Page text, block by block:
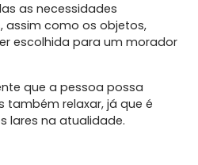
as necessidades
assim como os objetos,
escolhida para um morador
que a pessoa possa
também relaxar, já que é
lares na atualidade.